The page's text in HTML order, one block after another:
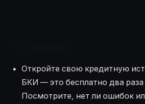
Откройте свою кредитную
БКИ — это бесплатно два раза
Посмотрите, нет ли ошибок